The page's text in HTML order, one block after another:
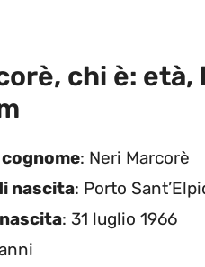
chi è:
cognome: Neri Marcorè
nascita: Porto
: 31 luglio 1966